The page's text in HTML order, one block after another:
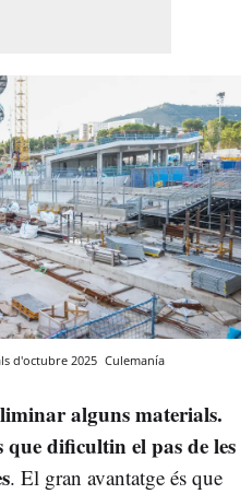
d'octubre 2025 Culemanía
alguns materials.
dificultin el pas de les
. El gran avantatge és que